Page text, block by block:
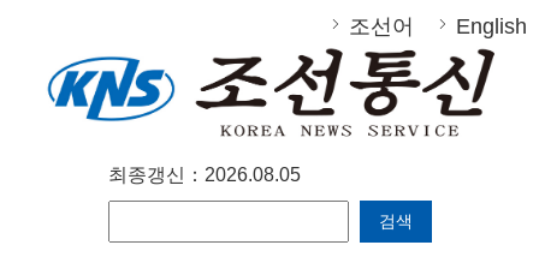
조선어 English
최종갱신：2026.08.05
검색